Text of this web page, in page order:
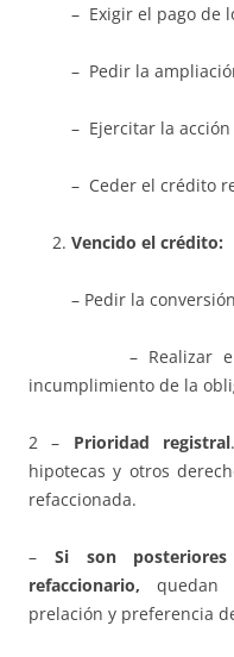
– Exigir el pago de
– Pedir la ampliación
– Ejercitar la acción
– Ceder el crédito
Vencido el crédito:
– Pedir la conversión
– Realizar el
incumplimiento de la
2 – Prioridad registral
hipotecas y otros
refaccionada.
– Si son
refaccionario, quedan
prelación y preferencia